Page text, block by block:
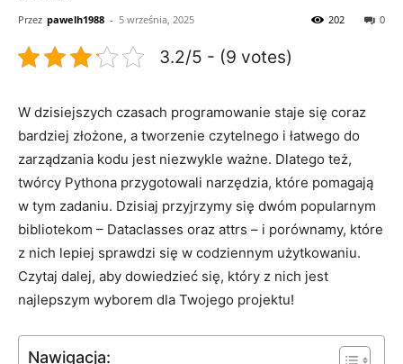
Przez pawelh1988 - 5 września, 2025 0
202
3.2/5 - (9 votes)
W ⁢dzisiejszych czasach programowanie staje⁣ się⁤ coraz
bardziej złożone, a tworzenie czytelnego ⁤i łatwego do
zarządzania kodu jest niezwykle ważne. Dlatego‍ też,
twórcy Pythona przygotowali narzędzia, które pomagają
w ‍tym zadaniu. ⁣Dzisiaj przyjrzymy się ⁣dwóm popularnym
bibliotekom – Dataclasses⁣ oraz attrs⁢ – i porównamy, które
z nich lepiej sprawdzi się w codziennym użytkowaniu.
⁢Czytaj dalej, aby dowiedzieć się,⁢ który z nich ⁤jest​
najlepszym⁢ wyborem dla Twojego projektu!
Nawigacja: